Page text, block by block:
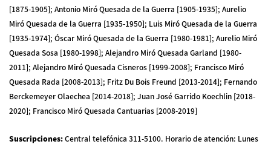
[1875-1905]; Antonio Miró Quesada de la Guerra [1905-1935]; Aurelio
Miró Quesada de la Guerra [1935-1950]; Luis Miró Quesada de la Guerra
[1935-1974]; Óscar Miró Quesada de la Guerra [1980-1981]; Aurelio Miró
Quesada Sosa [1980-1998]; Alejandro Miró Quesada Garland [1980-
2011]; Alejandro Miró Quesada Cisneros [1999-2008]; Francisco Miró
Quesada Rada [2008-2013]; Fritz Du Bois Freund [2013-2014]; Fernando
Berckemeyer Olaechea [2014-2018]; Juan José Garrido Koechlin [2018-
2020]; Francisco Miró Quesada Cantuarias [2008-2019]
Suscripciones:Central telefónica 311-5100. Horario de atención: Lunes